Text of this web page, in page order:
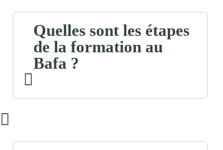
Quelles sont les étapes
de la formation au
Bafa ?